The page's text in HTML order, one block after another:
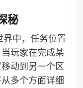
秘
界中，任务位置
玩家在完成某
动到另一个区
多个方面详细